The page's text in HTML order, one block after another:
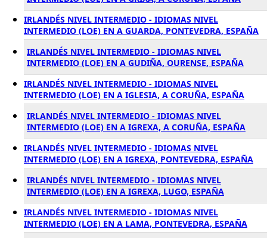
IRLANDÉS NIVEL INTERMEDIO - IDIOMAS NIVEL
INTERMEDIO (LOE) EN A GUARDA, PONTEVEDRA, ESPAÑA
IRLANDÉS NIVEL INTERMEDIO - IDIOMAS NIVEL
INTERMEDIO (LOE) EN A GUDIÑA, OURENSE, ESPAÑA
IRLANDÉS NIVEL INTERMEDIO - IDIOMAS NIVEL
INTERMEDIO (LOE) EN A IGLESIA, A CORUÑA, ESPAÑA
IRLANDÉS NIVEL INTERMEDIO - IDIOMAS NIVEL
INTERMEDIO (LOE) EN A IGREXA, A CORUÑA, ESPAÑA
IRLANDÉS NIVEL INTERMEDIO - IDIOMAS NIVEL
INTERMEDIO (LOE) EN A IGREXA, PONTEVEDRA, ESPAÑA
IRLANDÉS NIVEL INTERMEDIO - IDIOMAS NIVEL
INTERMEDIO (LOE) EN A IGREXA, LUGO, ESPAÑA
IRLANDÉS NIVEL INTERMEDIO - IDIOMAS NIVEL
INTERMEDIO (LOE) EN A LAMA, PONTEVEDRA, ESPAÑA